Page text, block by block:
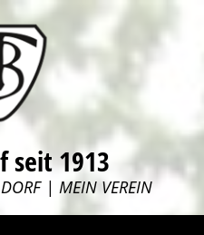
seit 1913
| MEIN VEREIN